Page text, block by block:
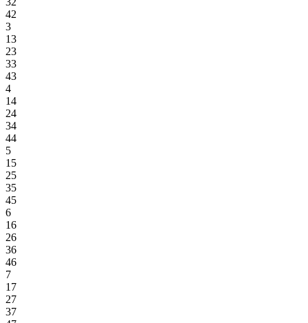
42
3
13
23
33
43
4
14
24
34
44
5
15
25
35
45
6
16
26
36
46
7
17
27
37